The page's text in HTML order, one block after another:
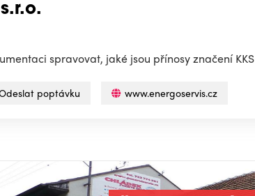
spravovat, jaké jsou přínosy značení KKS
poptávku www.energoservis.cz